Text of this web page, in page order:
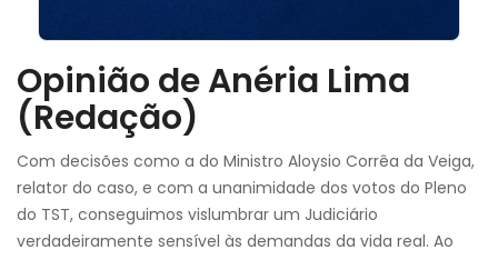
Opinião de Anéria Lima
(Redação)
Com decisões como a do Ministro Aloysio Corrêa da Veiga,
relator do caso, e com a unanimidade dos votos do Pleno
do TST, conseguimos vislumbrar um Judiciário
verdadeiramente sensível às demandas da vida real. Ao